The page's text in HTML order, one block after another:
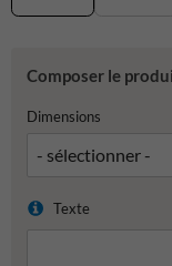
Composer le
Dimensions
Texte